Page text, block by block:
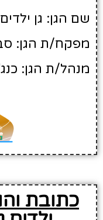
שם הגן: גן
מפקח/ת הגן:
מנהל/ת הגן:
כתובת